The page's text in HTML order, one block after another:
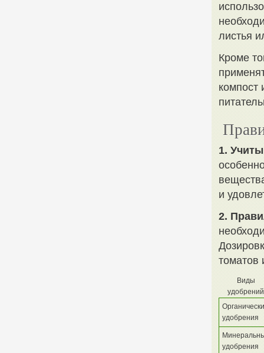
листья
Кроме
компост
1.
и
2.
томатов
Виды
удобрений
удобрения
удобрения